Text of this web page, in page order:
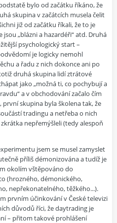
bylo od začátku říkáno, že
skupina v začátcích musela čelit
již od začátku říkali, že to je
jsou „blázni a hazardéři“ atd. Druhá
psychologický start –
je logicky nemohl
a řadu z nich dokonce ani po
druhá skupina lidí ztrátové
jako „možná ti, co pochybují a
a v obchodování začalo čím
skupina byla školena tak, že
tradingu a netřeba o nich
nepřemýšleli (tedy alespoň
jsem se musel zamyslet
příliš démonizována a tudíž je
okolím vštěpováno do
(hrozného, démonického,
nepřekonatelného, těžkého...).
prvním účinkování v České televizi
důvodů říci, že daytrading je
– přitom takové prohlášení